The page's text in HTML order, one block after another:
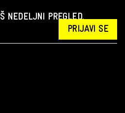
NEDELJNI PREGLED.
PRIJAVI SE